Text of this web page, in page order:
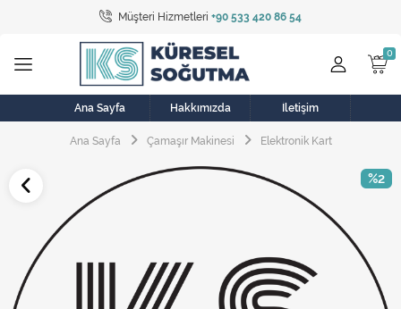
Müşteri Hizmetleri +90 533 420 86 54
Tüm Kategoriler
Bulaşık Makinesi
Buzdolabı
Çamaşır Kurutma Makinesi
Elektrikli Aksamlar
Elektrikli Süpürge
Ana Sayfa Hakkımızda İletişim
Ana Sayfa Çamaşır Makinesi Elektronik Kart
%2